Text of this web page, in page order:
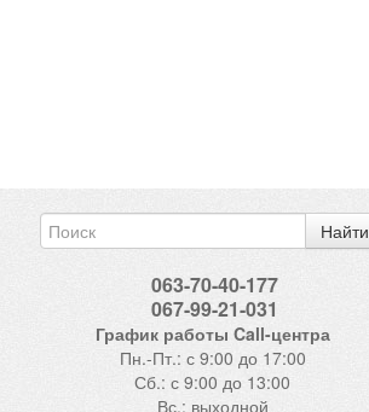
Найти
063-70-40-177
067-99-21-031
График работы Call-центра
Пн.-Пт.: с 9:00 до 17:00
Сб.: с 9:00 до 13:00
Вс.: выходной